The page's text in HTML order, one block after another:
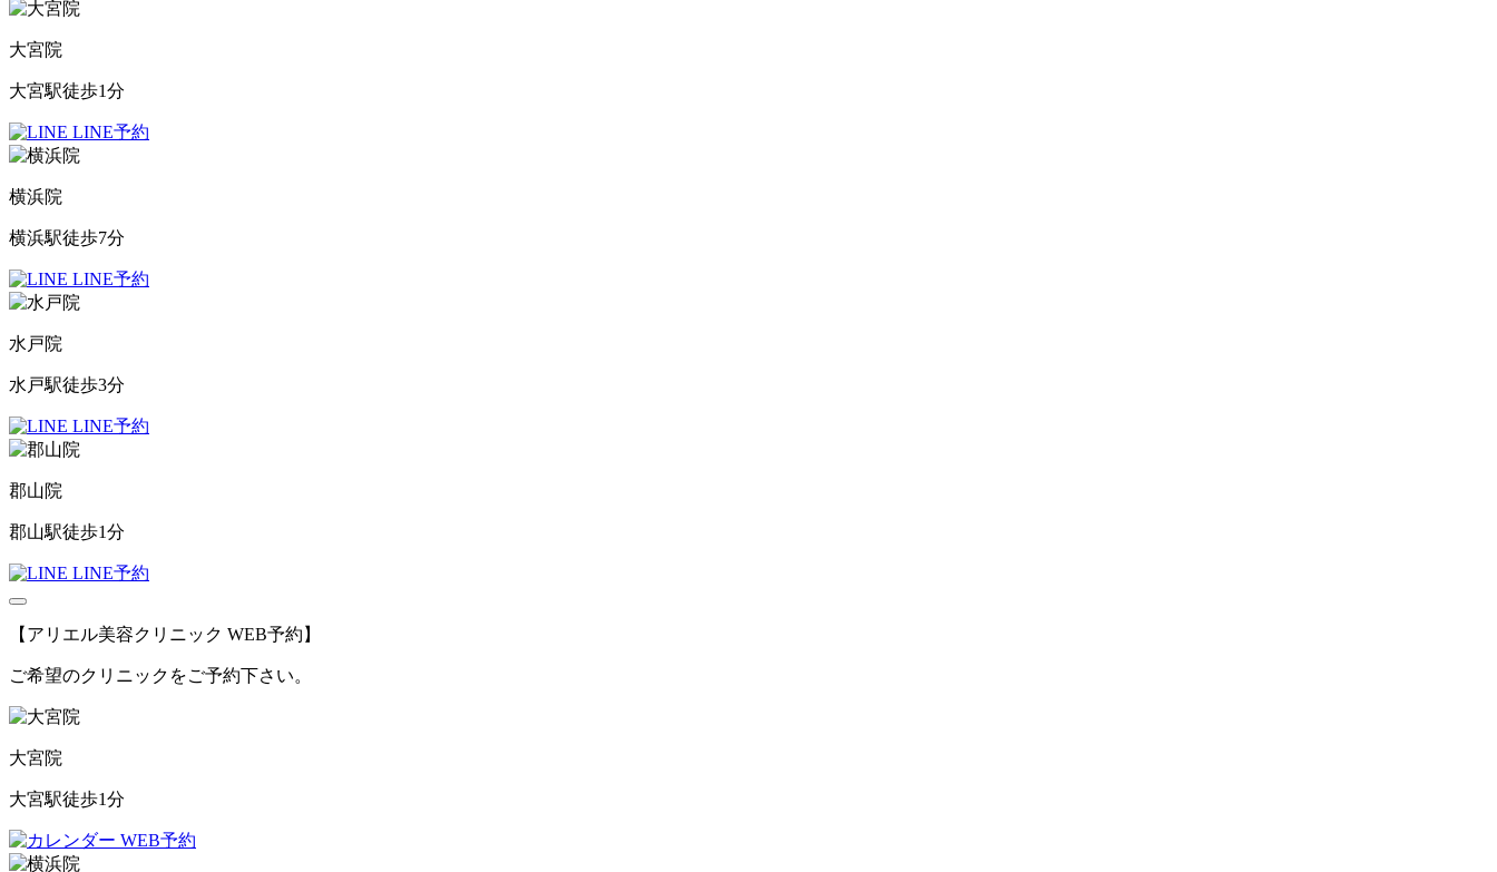
大宮院
大宮駅徒歩1分
LINE予約
横浜院
横浜駅徒歩7分
LINE予約
水戸院
水戸駅徒歩3分
LINE予約
郡山院
郡山駅徒歩1分
LINE予約
【アリエル美容クリニック WEB予約】
ご希望のクリニックをご予約下さい。
大宮院
大宮駅徒歩1分
WEB予約